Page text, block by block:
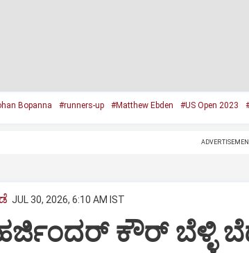
Bopanna #runners-up #Matthew Ebden #US Open 2023
JUL 30, 2026, 6:10 AM IST
ಕೌರ್‌ ಬೆಳ್ಳಿ